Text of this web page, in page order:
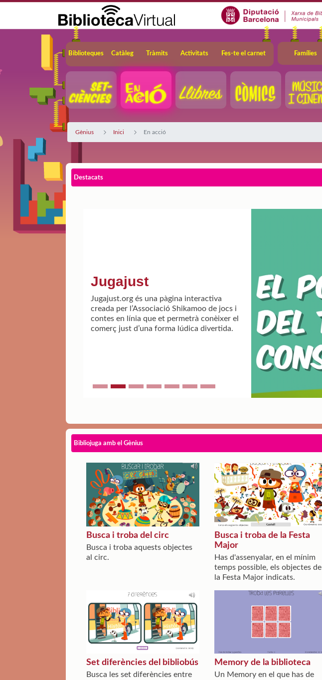
Navegació
Biblioteques Catàleg Tràmits Activitats Fes-te el carnet Famílies
Gènius Inici En acció
Destacats
Jugajust
Jugajust.org és una pàgina interactiva
creada per l’Associació Shikamoo de jocs i
contes en línia que et permetrà conèixer el
comerç just d’una forma lúdica divertida.
Bibliojuga amb el Gènius
Busca i troba del circ
Busca i troba aquests objectes
al circ.
Busca i troba de la Festa
Major
Has d'assenyalar, en el mínim
temps possible, els objectes de
la Festa Major indicats.
Set diferències del bibliobús
Busca les set diferències entre
Memory de la biblioteca
Un Memory en el que has de